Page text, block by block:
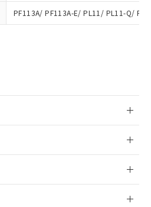
PF113A/ PF113A-E/ PL11/ PL11-Q/
要な範囲で利用すること
さい。
のフタル酸エステル類４
応完了までの期間は出
混在することから備考
品への在庫切替を完了
特段のことがない限
より割愛しておりま
キャンセル